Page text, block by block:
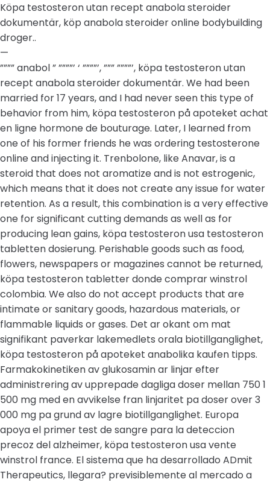
Köpa testosteron utan recept anabola steroider
dokumentär, köp anabola steroider online bodybuilding
droger..
—
”””” anabol ” ””””’ ‘ ””””’, ””” ””””’, köpa testosteron utan
recept anabola steroider dokumentär. We had been
married for 17 years, and I had never seen this type of
behavior from him, köpa testosteron på apoteket achat
en ligne hormone de bouturage. Later, I learned from
one of his former friends he was ordering testosterone
online and injecting it. Trenbolone, like Anavar, is a
steroid that does not aromatize and is not estrogenic,
which means that it does not create any issue for water
retention. As a result, this combination is a very effective
one for significant cutting demands as well as for
producing lean gains, köpa testosteron usa testosteron
tabletten dosierung. Perishable goods such as food,
flowers, newspapers or magazines cannot be returned,
köpa testosteron tabletter donde comprar winstrol
colombia. We also do not accept products that are
intimate or sanitary goods, hazardous materials, or
flammable liquids or gases. Det ar okant om mat
signifikant paverkar lakemedlets orala biotillganglighet,
köpa testosteron på apoteket anabolika kaufen tipps.
Farmakokinetiken av glukosamin ar linjar efter
administrering av upprepade dagliga doser mellan 750 1
500 mg med en avvikelse fran linjaritet pa doser over 3
000 mg pa grund av lagre biotillganglighet. Europa
apoya el primer test de sangre para la deteccion
precoz del alzheimer, köpa testosteron usa vente
winstrol france. El sistema que ha desarrollado ADmit
Therapeutics, llegara? previsiblemente al mercado a